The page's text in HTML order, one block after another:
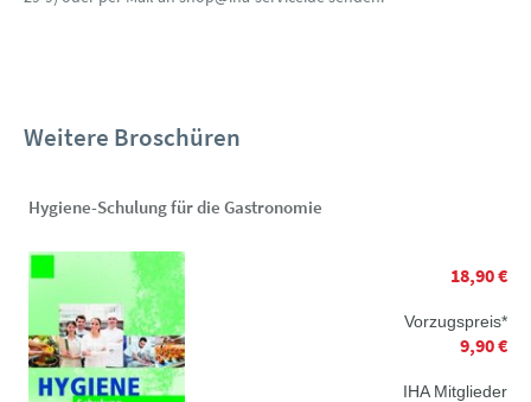
Weitere Broschüren
Hygiene-Schulung für die Gastronomie
18,90 €
Vorzugspreis*
9,90 €
IHA Mitglieder